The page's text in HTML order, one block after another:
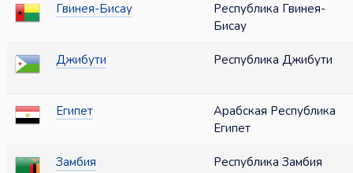
Гвинея-Бисау
Республика Гвинея-
Бисау
Джибути Республика Джибути
Египет
Арабская Республика
Египет
Замбия Республика Замбия